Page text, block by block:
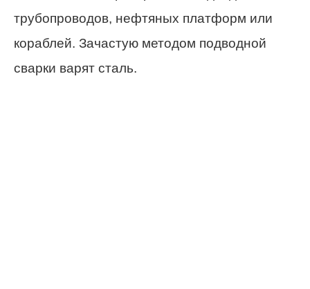
трубопроводов, нефтяных платформ или
кораблей. Зачастую методом подводной
сварки варят сталь.